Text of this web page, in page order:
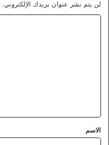
لن يتم نشر عنوان بريدك الإلكتروني.
*
الاسم